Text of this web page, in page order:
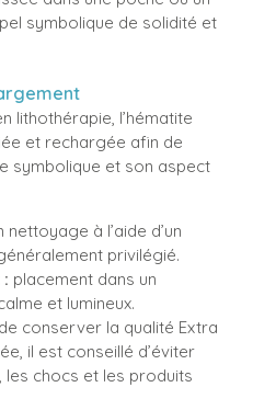
symbolique de solidité et
lithothérapie, l’hématite
et rechargée afin de
symbolique et son aspect
nettoyage à l’aide d’un
privilégié.
placement dans un
et lumineux.
conserver la qualité Extra
il est conseillé d’éviter
les chocs et les produits